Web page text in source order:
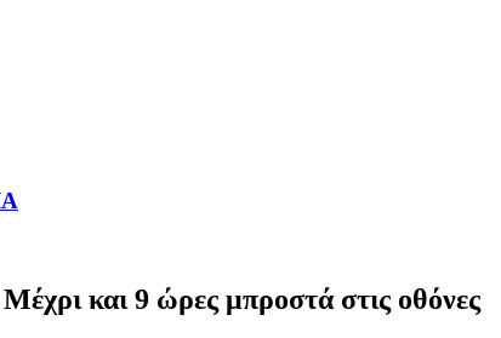
και 9 ώρες μπροστά στις οθόνες